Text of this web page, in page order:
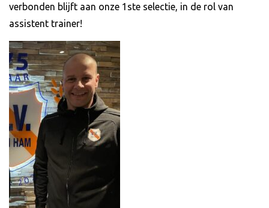
verbonden blijft aan onze 1ste selectie, in de rol van
assistent trainer!